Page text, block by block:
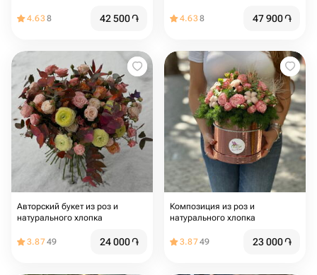
4.638 42 500֏ 4.638 47 900֏
Авторский букет из роз и
натурального хлопка
3.8749 24 000֏
Композиция из роз и
натурального хлопка
3.8749 23 000֏